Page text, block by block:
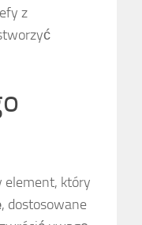
z
element, który
, dostosowane